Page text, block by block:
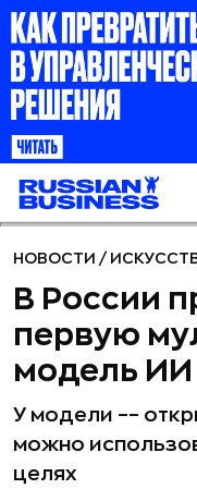
НОВОСТИ /
В России
первую
модель ИИ
У модели ––
можно
целях